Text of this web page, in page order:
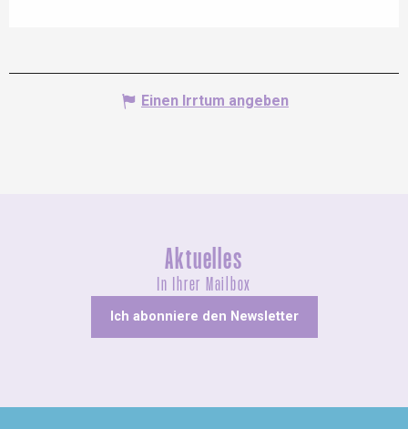
Einen Irrtum angeben
Aktuelles
In Ihrer Mailbox
Ich abonniere den Newsletter